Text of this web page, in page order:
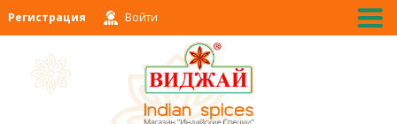
Регистрация Войти